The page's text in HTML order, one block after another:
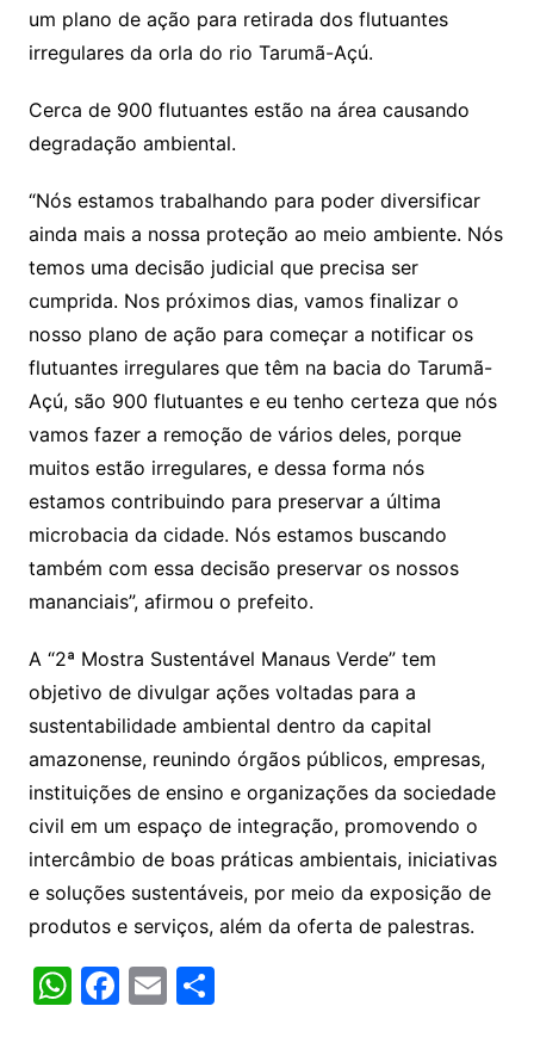
um plano de ação para retirada dos flutuantes
irregulares da orla do rio Tarumã-Açú.
Cerca de 900 flutuantes estão na área causando
degradação ambiental.
“Nós estamos trabalhando para poder diversificar
ainda mais a nossa proteção ao meio ambiente. Nós
temos uma decisão judicial que precisa ser
cumprida. Nos próximos dias, vamos finalizar o
nosso plano de ação para começar a notificar os
flutuantes irregulares que têm na bacia do Tarumã-
Açú, são 900 flutuantes e eu tenho certeza que nós
vamos fazer a remoção de vários deles, porque
muitos estão irregulares, e dessa forma nós
estamos contribuindo para preservar a última
microbacia da cidade. Nós estamos buscando
também com essa decisão preservar os nossos
mananciais”, afirmou o prefeito.
A “2ª Mostra Sustentável Manaus Verde” tem
objetivo de divulgar ações voltadas para a
sustentabilidade ambiental dentro da capital
amazonense, reunindo órgãos públicos, empresas,
instituições de ensino e organizações da sociedade
civil em um espaço de integração, promovendo o
intercâmbio de boas práticas ambientais, iniciativas
e soluções sustentáveis, por meio da exposição de
produtos e serviços, além da oferta de palestras.
W F E S